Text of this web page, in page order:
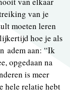
van je
moeten leren
hoe je als
adem aan: “Ik
opgedaan na
is meer
hele relatie hebt